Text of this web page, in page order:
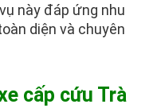
này đáp ứng nhu
diện và chuyên
cấp cứu Trà